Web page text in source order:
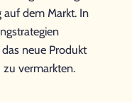
dem Markt. In
neue Produkt
vermarkten.